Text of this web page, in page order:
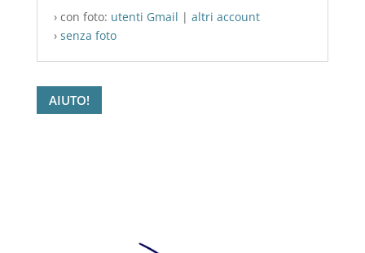
› con foto: utenti Gmail | altri account
› senza foto
AIUTO!